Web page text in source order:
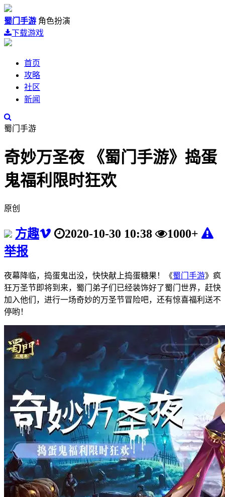
蜀门手游 角色扮演
下载游戏
首页
攻略
社区
新闻
蜀门手游
奇妙万圣夜 《蜀门手游》捣蛋
鬼福利限时狂欢
原创
方趣 2020-10-30 10:38
1000+
举报
夜幕降临，捣蛋鬼出没，快快献上捣蛋糖果！《蜀门手游》疯
狂万圣节即将到来，蜀门弟子们已经装饰好了蜀门世界，赶快
加入他们，进行一场奇妙的万圣节冒险吧，还有惊喜福利送不
停哟！